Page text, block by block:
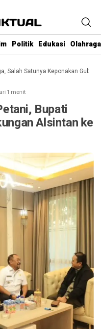
Politik Edukasi Olahraga
Satunya Keponakan Gubernur
1 menit
Bupati
Alsintan ke